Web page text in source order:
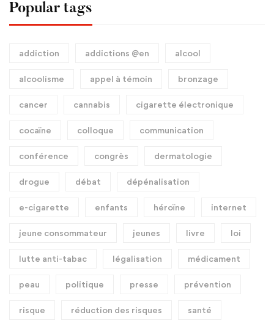
Popular tags
addiction addictions @en alcool
alcoolisme appel à témoin bronzage
cancer cannabis cigarette électronique
cocaïne colloque communication
conférence congrès dermatologie
drogue débat dépénalisation
e-cigarette enfants héroïne internet
jeune consommateur jeunes livre loi
lutte anti-tabac légalisation médicament
peau politique presse prévention
risque réduction des risques santé